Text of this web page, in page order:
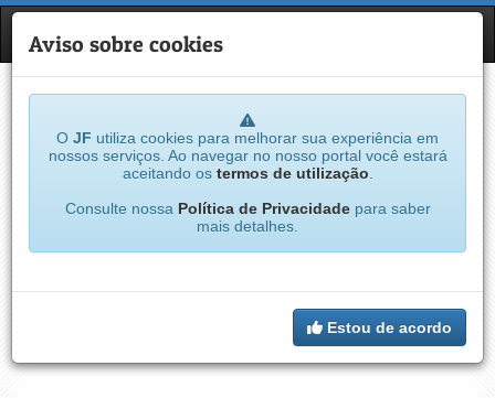
JF
Aviso sobre cookies
O JF utiliza cookies para melhorar sua experiência em
nossos serviços. Ao navegar no nosso portal você estará
aceitando os termos de utilização
Consulte nossa Política de Privacidadepara saber
mais detalhes.
Estou de acordo